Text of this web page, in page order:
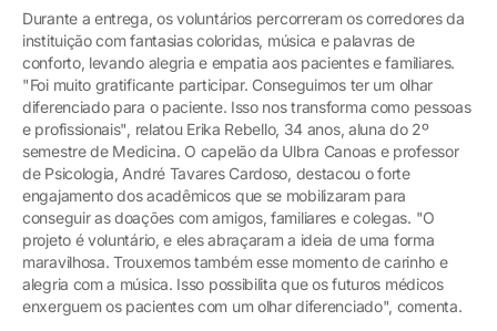
Durante a entrega, os voluntários percorreram os corredores da
instituição com fantasias coloridas, música e palavras de
conforto, levando alegria e empatia aos pacientes e familiares.
"Foi muito gratificante participar. Conseguimos ter um olhar
diferenciado para o paciente. Isso nos transforma como pessoas
e profissionais", relatou Erika Rebello, 34 anos, aluna do 2º
semestre de Medicina. O capelão da Ulbra Canoas e professor
de Psicologia, André Tavares Cardoso, destacou o forte
engajamento dos acadêmicos que se mobilizaram para
conseguir as doações com amigos, familiares e colegas. "O
projeto é voluntário, e eles abraçaram a ideia de uma forma
maravilhosa. Trouxemos também esse momento de carinho e
alegria com a música. Isso possibilita que os futuros médicos
enxerguem os pacientes com um olhar diferenciado", comenta.